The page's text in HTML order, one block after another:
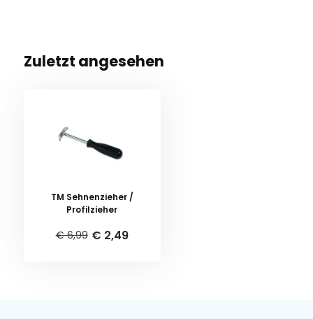
Zuletzt angesehen
TM Sehnenzieher /
Profilzieher
€ 6,99 € 2,49